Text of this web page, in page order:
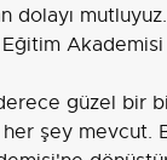
dolayı
güzel bir
şey mevcut.